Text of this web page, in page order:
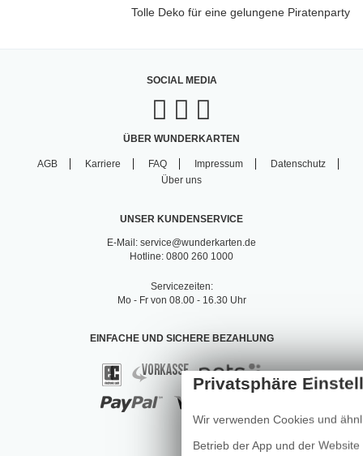
Tolle Deko für eine gelungene Piratenparty
SOCIAL MEDIA
ÜBER WUNDERKARTEN
AGB Karriere FAQ Impressum
Datenschutz
Über uns
UNSER KUNDENSERVICE
E-Mail: service@wunderkarten.de
Hotline: 0800 260 1000
Servicezeiten:
Mo - Fr von 08.00 - 16.30 Uhr
EINFACHE UND SICHERE BEZAHLUNG
Wir verwenden Cookies und
Betrieb der App und der